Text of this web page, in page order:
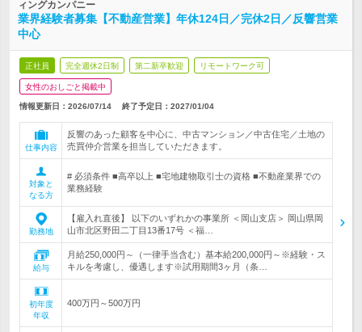
ィングカンパニー
業界経験者募集【不動産営業】年休124日／完休2日／反響営業
中心
正社員 完全週休2日制 第二新卒歓迎 リモートワーク可
女性のおしごと掲載中
情報更新日：2026/07/14 終了予定日： 2027/01/04
仕事内容
反響のあった顧客を中心に、中古マンション／中古住宅／土地の
売買仲介営業を担当していただきます。
対象と
なる方
# 必須条件 ■高卒以上 ■宅地建物取引士の資格 ■不動産業界での
業務経験
勤務地
【雇入れ直後】 以下のいずれかの事業所 ＜岡山支店＞ 岡山県岡
山市北区野田二丁目13番17号 ＜福…
給与
月給250,000円～（一律手当含む）基本給200,000円～※経験・ス
キルを考慮し、優遇します※試用期間3ヶ月（条…
初年度
年収
400万円～500万円